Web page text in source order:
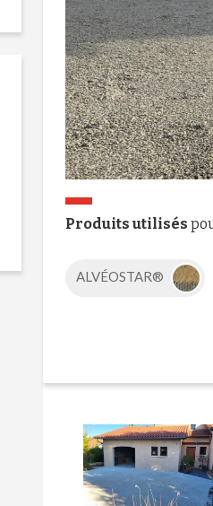
Produits utilisés
ALVÉOSTAR®